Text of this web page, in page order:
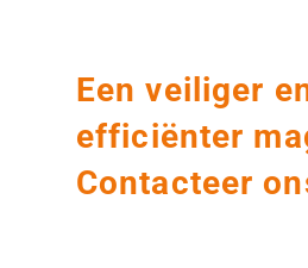
Een veiliger
efficiënter
Contacteer